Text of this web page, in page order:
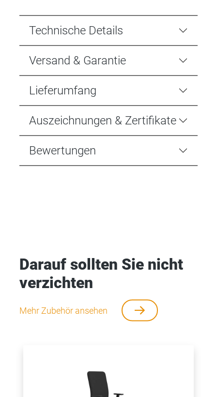
Technische Details
Versand & Garantie
Lieferumfang
Auszeichnungen & Zertifikate
Bewertungen
Darauf sollten Sie nicht
verzichten
Mehr Zubehör ansehen